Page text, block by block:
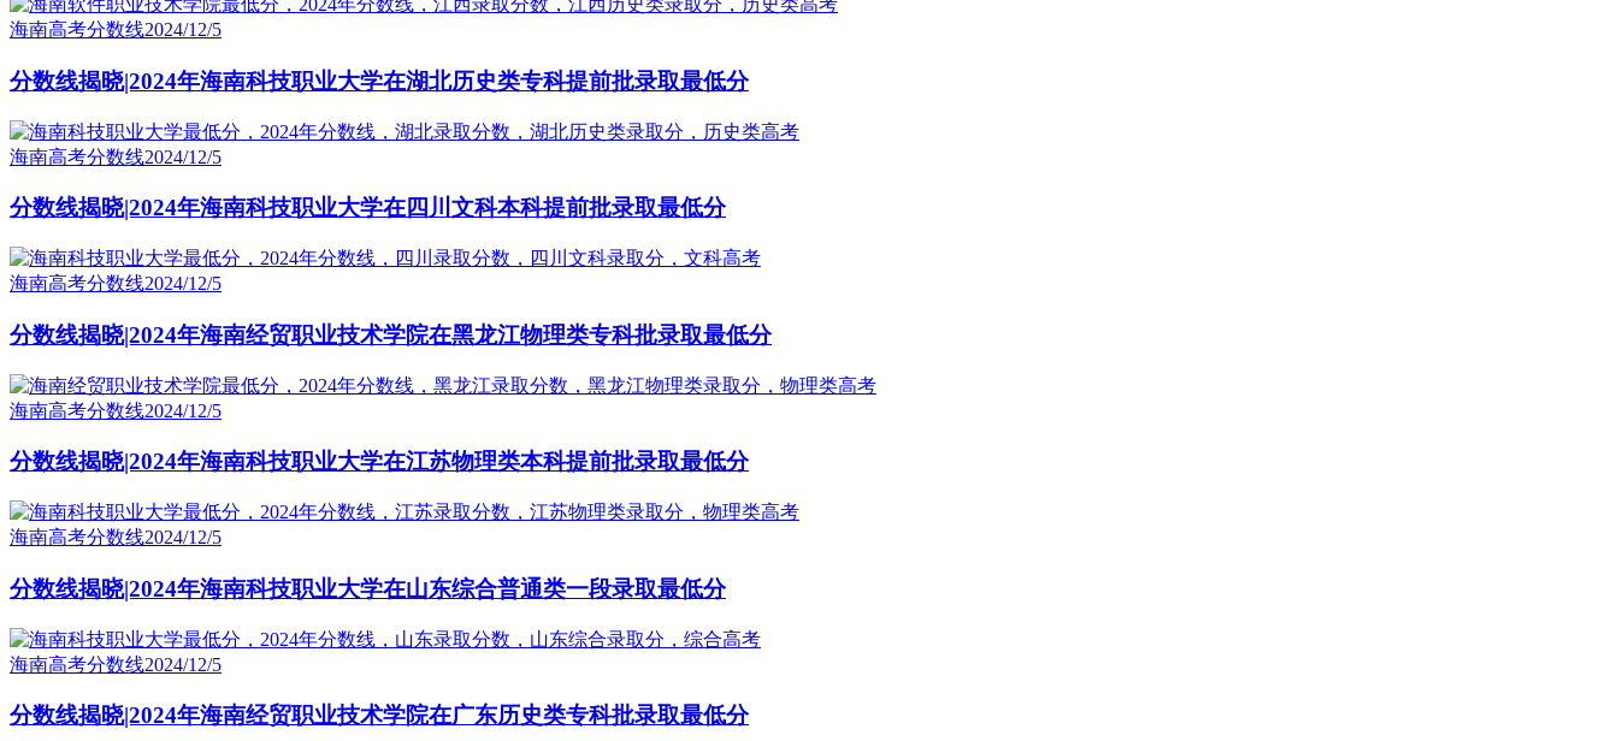
海南高考分数线2024/12/5
分数线揭晓|2024年海南科技职业大学在湖北历史类专科提前批录取最低分
海南高考分数线2024/12/5
分数线揭晓|2024年海南科技职业大学在四川文科本科提前批录取最低分
海南高考分数线2024/12/5
分数线揭晓|2024年海南经贸职业技术学院在黑龙江物理类专科批录取最低分
海南高考分数线2024/12/5
分数线揭晓|2024年海南科技职业大学在江苏物理类本科提前批录取最低分
海南高考分数线2024/12/5
分数线揭晓|2024年海南科技职业大学在山东综合普通类一段录取最低分
海南高考分数线2024/12/5
分数线揭晓|2024年海南经贸职业技术学院在广东历史类专科批录取最低分